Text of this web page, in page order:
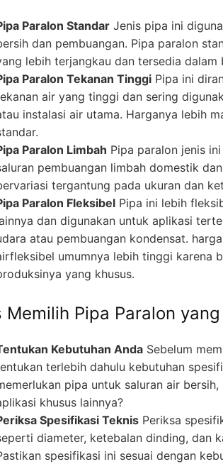
Paralon Standar Jenis pipa ini
dan pembuangan. Pipa paralon
lebih terjangkau dan tersedia dalam
Paralon Tekanan Tinggi Pipa ini
air yang tinggi dan sering
instalasi air utama. Harganya lebih
Paralon Limbah Pipa paralon jenis
pembuangan limbah domestik
tergantung pada ukuran dan
Paralon Fleksibel Pipa ini lebih
dan digunakan untuk aplikasi
atau pembuangan kondensat.
umumnya lebih tinggi karena
yang khusus.
Memilih Pipa Paralon
Kebutuhan Anda Sebelum
terlebih dahulu kebutuhan
pipa untuk saluran air bersih,
khusus lainnya?
Spesifikasi Teknis Periksa
diameter, ketebalan dinding, dan
spesifikasi ini sesuai dengan